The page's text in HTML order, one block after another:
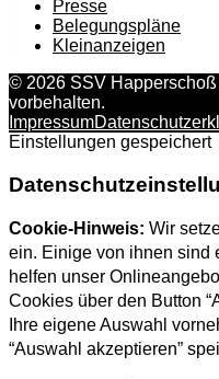
Presse
Belegungspläne
Kleinanzeigen
© 2026 SSV
vorbehalten.
Impressum
Einstellungen gespeichert
Cookie-Hinweis: Wir
ein. Einige von ihnen sind
helfen unser
Cookies über den Button
Ihre eigene Auswahl
“Auswahl akzeptieren”